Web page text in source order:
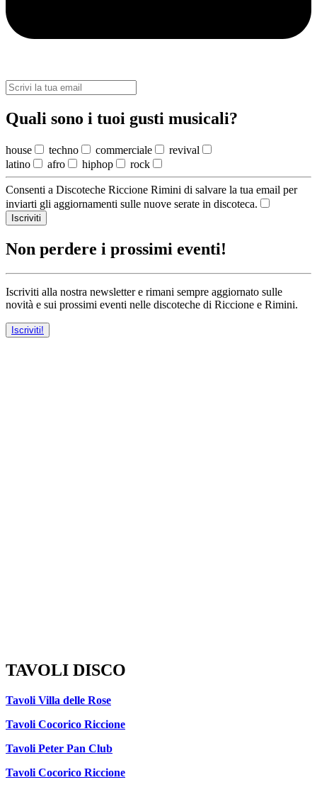
Quali sono i tuoi gusti musicali?
house techno commerciale
revival
latino
afro hiphop rock
Consenti a Discoteche Riccione Rimini di salvare la tua email per
inviarti gli aggiornamenti sulle nuove serate in discoteca.
Iscriviti
Non perdere i prossimi eventi!
Iscriviti alla nostra newsletter e rimani sempre aggiornato sulle
novità e sui prossimi eventi nelle discoteche di Riccione e Rimini.
Iscriviti!
TAVOLI DISCO
Tavoli Villa delle Rose
Tavoli Cocorico Riccione
Tavoli Peter Pan Club
Tavoli Cocorico Riccione